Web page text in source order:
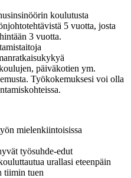
koulutusta
5 vuotta, josta
3 vuotta.
päiväkotien ym.
Työkokemuksesi voi olla
mielenkiintoisissa
työsuhde-edut
urallasi eteenpäin
tiimin tuen